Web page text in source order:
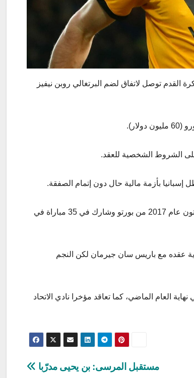
القدم توصل لاتفاق لضم البرتغالي روبن نيفيز
على الشروط الشخصية للعقد.
بأزمة مالية حال دون إتمام الصفقة.
وانضم نيفيز، الذي شارك مع البرتغال في كأس العالم 2022 بقطر، إلى ولفرهامبتون عام 2017 من بورتو وشارك في 35 مباراة في
عقده مع باريس سان جيرمان لكن النجم
العام الماضي، كما تعاقد مؤخرا نادي الاتحاد
مستقبل المرسى: بن يحيى مدرّبا